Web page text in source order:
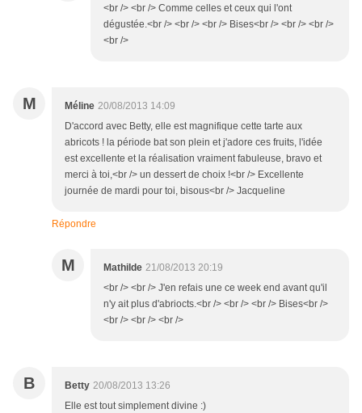
<br /> <br /> Comme celles et ceux qui l'ont
dégustée.<br /> <br /> <br /> Bises<br /> <br /> <br />
<br />
M Méline 20/08/2013 14:09
D'accord avec Betty, elle est magnifique cette tarte aux
abricots ! la période bat son plein et j'adore ces fruits, l'idée
est excellente et la réalisation vraiment fabuleuse, bravo et
merci à toi,<br /> un dessert de choix !<br /> Excellente
journée de mardi pour toi, bisous<br /> Jacqueline
Répondre
M Mathilde 21/08/2013 20:19
<br /> <br /> J'en refais une ce week end avant qu'il
n'y ait plus d'abriocts.<br /> <br /> <br /> Bises<br />
<br /> <br /> <br />
B Betty 20/08/2013 13:26
Elle est tout simplement divine :)